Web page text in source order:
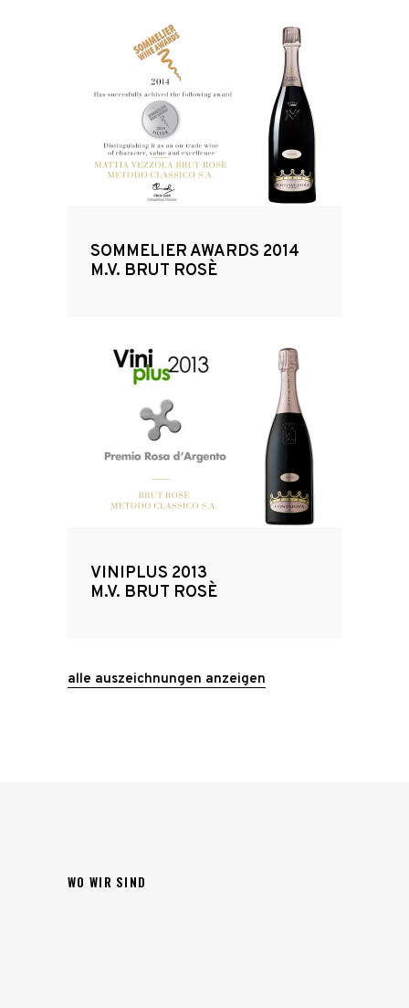
SOMMELIER AWARDS 2014
M.V. BRUT ROSÈ
VINIPLUS 2013
M.V. BRUT ROSÈ
alle auszeichnungen anzeigen
WO WIR SIND